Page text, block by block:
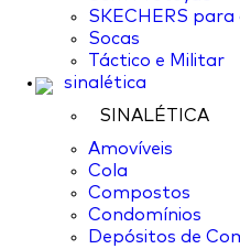
SKECHERS
Socas
Táctico e Militar
sinalética
SINALÉTICA
Amovíveis
Cola
Compostos
Condomínios
Depósitos de